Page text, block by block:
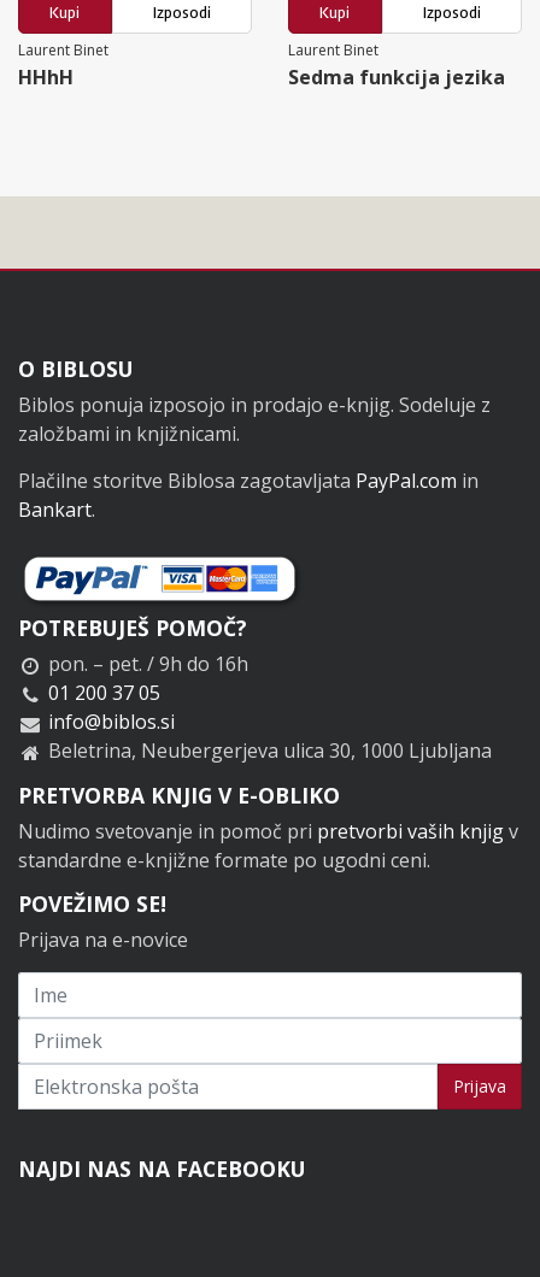
Kupi
Izposodi
Laurent Binet
HHhH
Kupi
Izposodi
Laurent Binet
Sedma funkcija jezika
Noga
O BIBLOSU
Biblos ponuja izposojo in prodajo e-knjig. Sodeluje z
založbami in knjižnicami.
Plačilne storitve Biblosa zagotavljata PayPal.com in
Bankart.
POTREBUJEŠ POMOČ?
pon. – pet. / 9h do 16h
01 200 37 05
info@biblos.si
Beletrina, Neubergerjeva ulica 30, 1000 Ljubljana
PRETVORBA KNJIG V E-OBLIKO
Nudimo svetovanje in pomoč pri pretvorbi vaših knjigv
standardne e-knjižne formate po ugodni ceni.
POVEŽIMO SE!
Prijava na e-novice
Prijavi se na novice Prijava
NAJDI NAS NA FACEBOOKU